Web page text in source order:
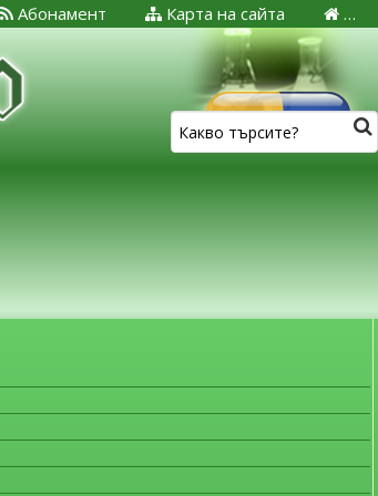
…
Карта на сайта
Абонамент